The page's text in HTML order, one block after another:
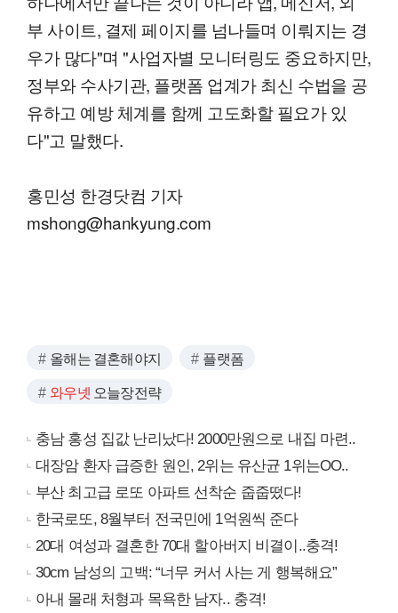
부 사이트, 결제 페이지를 넘나들며 이뤄지는 경
우가 많다"며 "사업자별 모니터링도 중요하지만,
정부와 수사기관, 플랫폼 업계가 최신 수법을 공
유하고 예방 체계를 함께 고도화할 필요가 있
다"고 말했다.
홍민성 한경닷컴 기자
mshong@hankyung.com
올해는 결혼해야지 플랫폼
와우넷 오늘장전략
충남 홍성 집값 난리났다! 2000만원으로 내집 마련..
대장암 환자 급증한 원인, 2위는 유산균 1위는OO..
부산 최고급 로또 아파트 선착순 줍줍떴다!
한국로또, 8월부터 전국민에 1억원씩 준다
20대 여성과 결혼한 70대 할아버지 비결이..충격!
30cm 남성의 고백: “너무 커서 사는 게 행복해요”
아내 몰래 처형과 목욕한 남자.. 충격!